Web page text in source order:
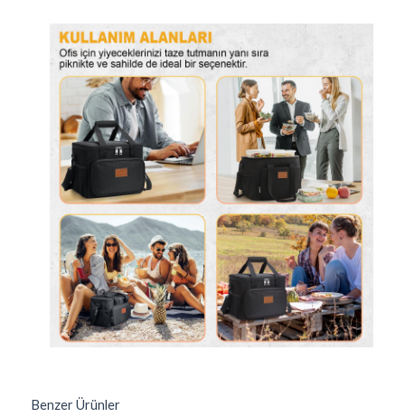
Benzer Ürünler